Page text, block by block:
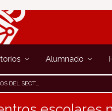
Alumnado
EN LA CONVOCATORIA 2022